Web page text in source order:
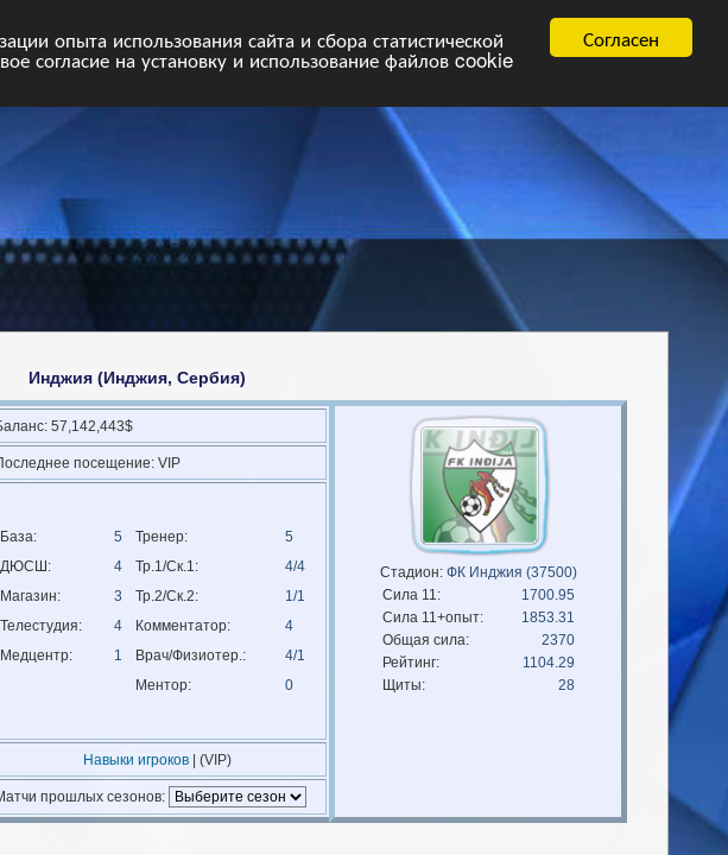
Согласен
опыта использования сайта и сбора статистической
согласие на установку и использование файлов cookie
Инджия (Инджия, Сербия)
57,142,443$
посещение: VIP
База: 5 Тренер:
5
ДЮСШ:
4 Тр.1/Ск.1:
4/4
Магазин:
3 Тр.2/Ск.2:
1/1
Телестудия:
4 Комментатор:
4
Медцентр:
1 Врач/Физиотер.:
4/1
Ментор:
0
Навыки игроков| (VIP)
прошлых сезонов:
Стадион: ФК Инджия (37500)
Сила 11:
1700.95
Сила 11+опыт:
1853.31
Общая сила:
2370
Рейтинг:
1104.29
Щиты:
28